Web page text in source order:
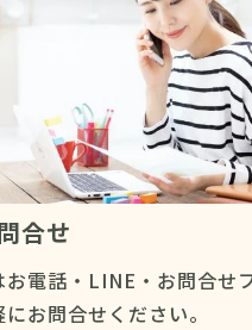
合せ
お電話・LINE・お問合せ
お問合せください。